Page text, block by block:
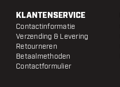
KLANTENSERVICE
Contactinformatie
Verzending & Levering
Retourneren
Betaalmethoden
Contactformulier